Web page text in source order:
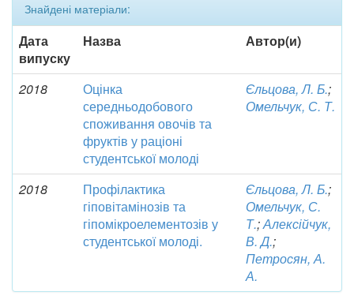
Знайдені матеріали:
Дата
випуску
Назва Автор(и)
2018
Оцінка
середньодобового
споживання овочів та
фруктів у раціоні
студентської молоді
Єльцова, Л. Б.;
Омельчук, С. Т.
2018
Профілактика
гіповітамінозів та
гіпомікроелементозів у
студентської молоді.
Єльцова, Л. Б.;
Омельчук, С.
Т.;Алексійчук,
В. Д.;
Петросян, А.
А.